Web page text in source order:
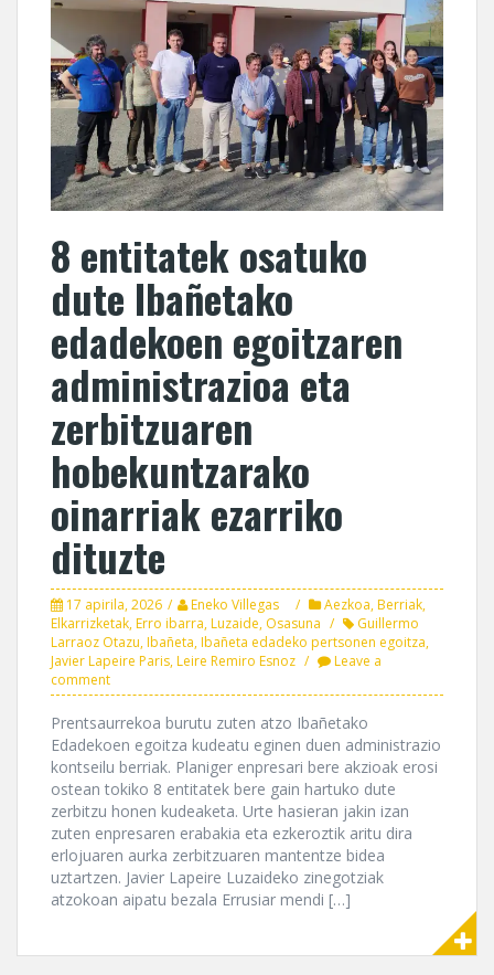
8 entitatek osatuko
dute Ibañetako
edadekoen egoitzaren
administrazioa eta
zerbitzuaren
hobekuntzarako
oinarriak ezarriko
dituzte
17 apirila, 2026 Eneko Villegas Aezkoa,Berriak,
Elkarrizketak,Erro ibarra,Luzaide, Osasuna
Guillermo
Larraoz Otazu,Ibañeta,Ibañeta edadeko pertsonen egoitza,
Javier Lapeire Paris,Leire Remiro Esnoz
Leave a
comment
Prentsaurrekoa burutu zuten atzo Ibañetako
Edadekoen egoitza kudeatu eginen duen administrazio
kontseilu berriak. Planiger enpresari bere akzioak erosi
ostean tokiko 8 entitatek bere gain hartuko dute
zerbitzu honen kudeaketa. Urte hasieran jakin izan
zuten enpresaren erabakia eta ezkeroztik aritu dira
erlojuaren aurka zerbitzuaren mantentze bidea
uztartzen. Javier Lapeire Luzaideko zinegotziak
atzokoan aipatu bezala Errusiar mendi […]